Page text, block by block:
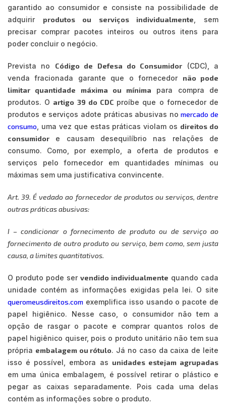
garantido ao consumidor e consiste na possibilidade de
adquirir produtos ou serviços individualmente , sem
precisar comprar pacotes inteiros ou outros itens para
poder concluir o negócio.
Prevista no Código de Defesa do Consumidor (CDC), a
venda fracionada garante que o fornecedor não pode
limitar quantidade máxima ou mínima para compra de
produtos. O artigo 39 do CDC proíbe que o fornecedor de
produtos e serviços adote práticas abusivas nomercado de
consumo , uma vez que estas práticas violam os direitos do
consumidor e causam desequilíbrio nas relações de
consumo. Como, por exemplo, a oferta de produtos e
serviços pelo fornecedor em quantidades mínimas ou
máximas sem uma justificativa convincente.
Art. 39. É vedado ao fornecedor de produtos ou serviços, dentre
outras práticas abusivas:
I – condicionar o fornecimento de produto ou de serviço ao
fornecimento de outro produto ou serviço, bem como, sem justa
causa, a limites quantitativos.
O produto pode ser vendido individualmente quando cada
unidade contém as informações exigidas pela lei. O site
queromeusdireitos.com exemplifica isso usando o pacote de
papel higiênico. Nesse caso, o consumidor não tem a
opção de rasgar o pacote e comprar quantos rolos de
papel higiênico quiser, pois o produto unitário não tem sua
própria embalagem ou rótulo. Já no caso da caixa de leite
isso é possível, embora as unidades estejam agrupadas
em uma única embalagem, é possível retirar o plástico e
pegar as caixas separadamente. Pois cada uma delas
contém as informações sobre o produto.